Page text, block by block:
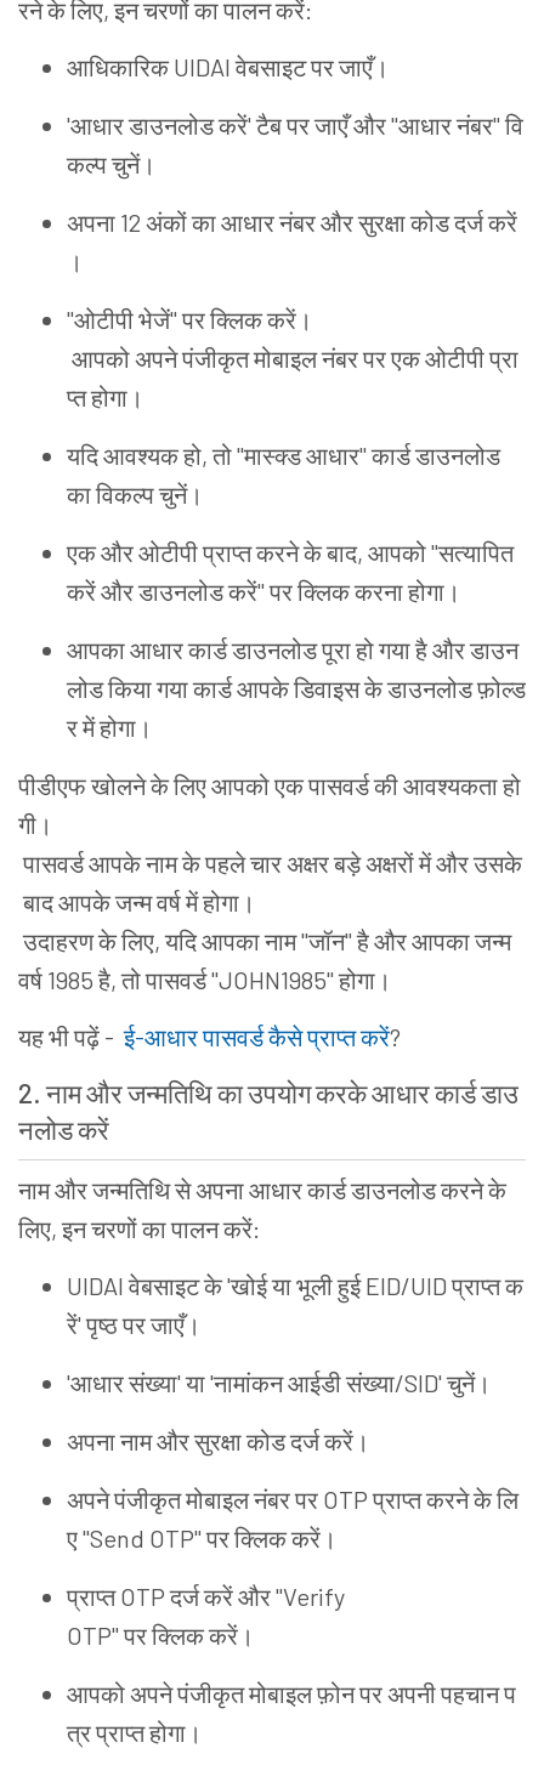
रनेकेलिए,इनचरणोंकापालनकरें:
आधिकारिकUIDAIवेबसाइटपरजाएँ।
'आधारडाउनलोडकरें'टैबपरजाएँऔर"आधारनंबर"वि
कल्पचुनें।
अपना 12 अंकोंकाआधारनंबरऔरसुरक्षाकोडदर्जकरें
।
"ओटीपीभेजें"परक्लिककरें ।
आपकोअपनेपंजीकृतमोबाइलनंबरपरएकओटीपीप्रा
प्तहोगा ।
यदिआवश्यकहो,तो"मास्क्डआधार"कार्डडाउनलोड
काविकल्पचुनें।
एकऔरओटीपीप्राप्तकरनेकेबाद, आपको"सत्यापित
करेंऔरडाउनलोडकरें"परक्लिककरनाहोगा ।
आपकाआधारकार्डडाउनलोडपूराहोगयाहैऔरडाउन
लोडकियागयाकार्डआपकेडिवाइसकेडाउनलोडफ़ोल्ड
रमेंहोगा ।
पीडीएफखोलनेकेलिएआपकोएकपासवर्डकीआवश्यकताहो
गी ।
पासवर्डआपकेनामकेपहलेचारअक्षरबड़ेअक्षरोंमेंऔरउसके
बादआपकेजन्मवर्षमेंहोगा ।
उदाहरणकेलिए,यदिआपकानाम"जॉन"हैऔरआपकाजन्म
वर्ष 1985है,तोपासवर्ड"JOHN1985"होगा ।
यहभीपढ़ें -ई-आधारपासवर्डकैसेप्राप्तकरें?
2.नामऔरजन्मतिथिकाउपयोगकरकेआधारकार्डडाउ
नलोडकरें
नामऔरजन्मतिथिसेअपनाआधारकार्डडाउनलोडकरनेके
लिए,इनचरणोंकापालनकरें:
UIDAIवेबसाइटके'खोईयाभूलीहुईEID/UIDप्राप्तक
रें'पृष्ठपरजाएँ।
'आधारसंख्या'या'नामांकनआईडीसंख्या/SID'चुनें।
अपनानामऔरसुरक्षाकोडदर्जकरें ।
अपनेपंजीकृतमोबाइलनंबरपर OTPप्राप्तकरनेकेलि
ए"Send OTP"परक्लिककरें ।
प्राप्तOTPदर्जकरेंऔर"Verify
OTP"परक्लिककरें ।
आपकोअपनेपंजीकृतमोबाइलफ़ोनपरअपनीपहचानप
त्रप्राप्तहोगा ।